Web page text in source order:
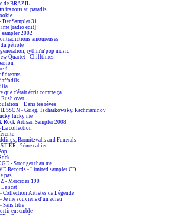
de BRAZIL
ira tous au paradis
Sampler 31
[radio edit]
2002
amoureuses
pétrole
rythm'n'pop music
Quartet - Chilltimes
4
dreams
que c'était écrit comme ça
over
+ Dans tes rêves
- Grieg, Tschaikowsky, Rachmaninov
lucky me
Rock Artisan Sampler 2008
La collection
Barmitzvahs and Funerals
- 2ème cahier
- Stronger than me
Records - Limited sampler CD
pas
- Mercedes 190
scat
Collection Artistes de Légende
me souviens d'un adieu
Sans titre
ensemble